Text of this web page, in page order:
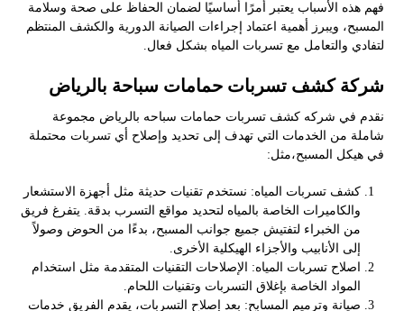
فهم هذه الأسباب يعتبر أمرًا أساسيًا لضمان الحفاظ على صحة وسلامة
المسبح، ويبرز أهمية اعتماد إجراءات الصيانة الدورية والكشف المنتظم
لتفادي والتعامل مع تسربات المياه بشكل فعال.
شركة كشف تسربات حمامات سباحة بالرياض
نقدم في شركه كشف تسربات حمامات سباحه بالرياض مجموعة
شاملة من الخدمات التي تهدف إلى تحديد وإصلاح أي تسربات محتملة
في هيكل المسبح،مثل:
كشف تسربات المياه: نستخدم تقنيات حديثة مثل أجهزة الاستشعار
والكاميرات الخاصة بالمياه لتحديد مواقع التسرب بدقة. يتفرغ فريق
من الخبراء لتفتيش جميع جوانب المسبح، بدءًا من الحوض وصولاً
إلى الأنابيب والأجزاء الهيكلية الأخرى.
اصلاح تسربات المياه: الإصلاحات التقنيات المتقدمة مثل استخدام
المواد الخاصة بإغلاق التسربات وتقنيات اللحام.
صيانة وترميم المسابح: بعد إصلاح التسربات، يقدم الفريق خدمات